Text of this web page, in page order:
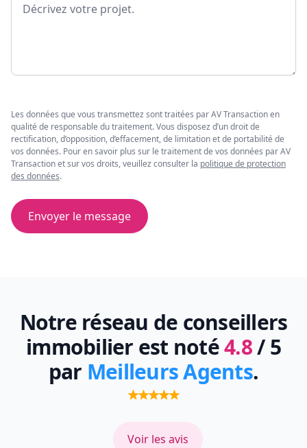
Les données que vous transmettez sont traitées par AV Transaction en
qualité de responsable du traitement. Vous disposez d’un droit de
rectification, d’opposition, d’effacement, de limitation et de portabilité de
vos données. Pour en savoir plus sur le traitement de vos données par AV
Transaction et sur vos droits, veuillez consulter la politique de protection
des données.
Envoyer le message
Notre réseau de conseillers
immobilier est noté4.8/ 5
par Meilleurs Agents.
Voir les avis